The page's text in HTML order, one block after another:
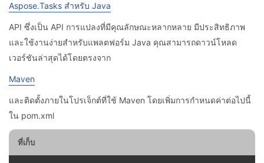
Aspose.Tasks สำหรับ Java
API ซึ่งเป็น API การแปลงที่มีคุณลักษณะหลากหลาย มีประสิทธิภาพ
และใช้งานง่ายสำหรับแพลตฟอร์ม Java คุณสามารถดาวน์โหลด
เวอร์ชันล่าสุดได้โดยตรงจาก
Maven
และติดตั้งภายในโปรเจ็กต์ที่ใช้ Maven โดยเพิ่มการกำหนดค่าต่อไปนี้
ใน pom.xml
ที่เก็บ